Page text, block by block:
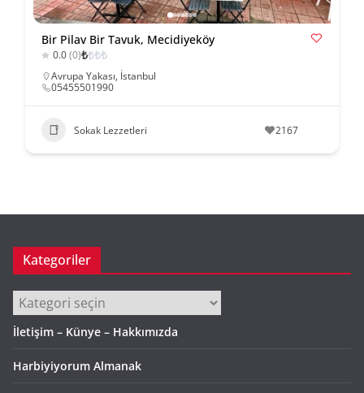
Bir Pilav Bir Tavuk, Mecidiyeköy
0.0(0)₺₺₺₺
Avrupa Yakası, İstanbul
05455501990
Sokak Lezzetleri 2167
Kategoriler
Kategoriler
İletişim – Künye – Hakkımızda
Harbiyiyorum Almanak